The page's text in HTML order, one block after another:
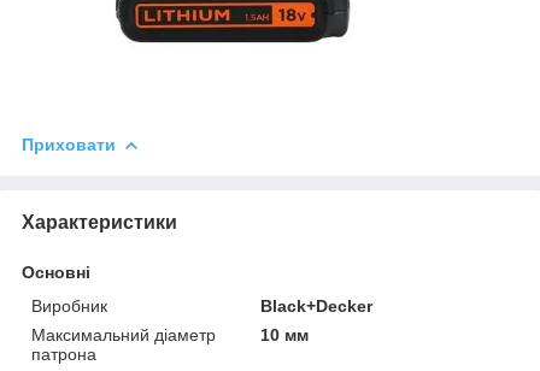
Приховати
Характеристики
Основні
Виробник
Black+Decker
Максимальний діаметр
патрона
10 мм